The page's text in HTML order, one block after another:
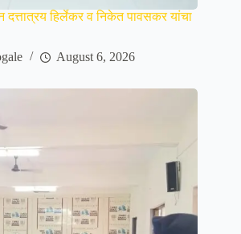
दत्तात्रय हिर्लेकर व निकेत पावसकर यांचा
August 6, 2026